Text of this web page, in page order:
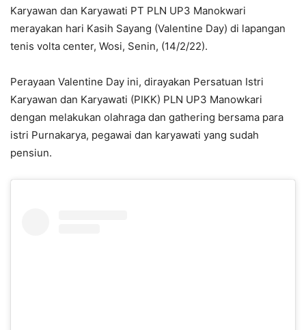
Karyawan dan Karyawati PT PLN UP3 Manokwari
merayakan hari Kasih Sayang (Valentine Day) di lapangan
tenis volta center, Wosi, Senin, (14/2/22).
Perayaan Valentine Day ini, dirayakan Persatuan Istri
Karyawan dan Karyawati (PIKK) PLN UP3 Manowkari
dengan melakukan olahraga dan gathering bersama para
istri Purnakarya, pegawai dan karyawati yang sudah
pensiun.